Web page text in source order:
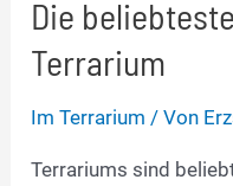
Die
Terrarium
Im Terrarium / Von
Terrariums sind